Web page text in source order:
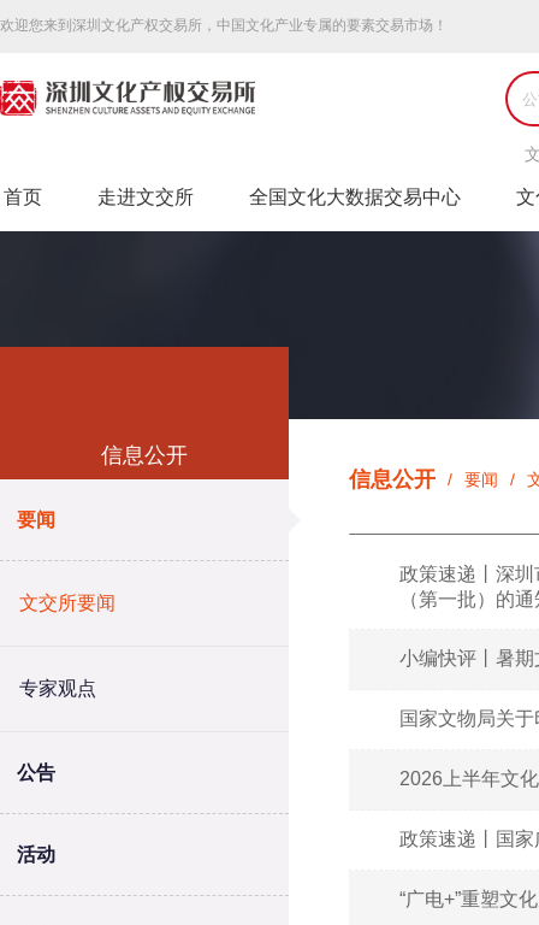
欢迎您来到深圳文化产权交易所，中国文化产业专属的要素交易市场！
首页 走进文交所 全国文化大数据交易中心 文
信息公开
要闻
文交所要闻
专家观点
公告
活动
信息公开 / 要闻 /
政策速递丨深
（第一批）的通
小编快评丨暑期
国家文物局关
2026上半年文
政策速递丨国
“广电+”重塑文